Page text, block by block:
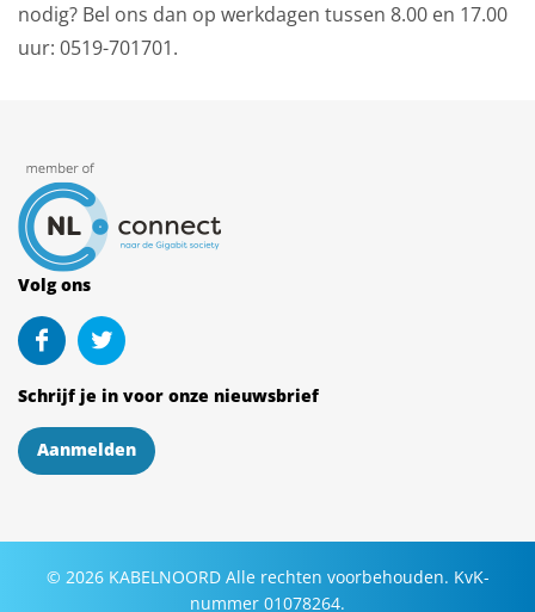
nodig? Bel ons dan op werkdagen tussen 8.00 en 17.00
uur: 0519-701701.
Volg ons
Schrijf je in voor onze nieuwsbrief
Aanmelden
© 2026 KABELNOORDAlle rechten voorbehouden. KvK-
nummer 01078264.